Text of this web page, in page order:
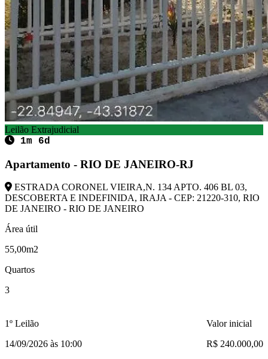
Leilão Extrajudicial
1m 6d
Apartamento - RIO DE JANEIRO-RJ
ESTRADA CORONEL VIEIRA,N. 134 APTO. 406 BL 03,
DESCOBERTA E INDEFINIDA, IRAJA - CEP: 21220-310, RIO
DE JANEIRO - RIO DE JANEIRO
Área útil
55,00m2
Quartos
3
1º Leilão
14/09/2026 às 10:00
Valor inicial
R$ 240.000,00